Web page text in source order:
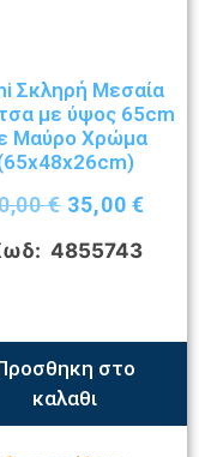
Σκληρή Μεσαία
με ύψος 65cm
Μαύρο Χρώμα
€ 35,00€
4855743
στο
καλαθι